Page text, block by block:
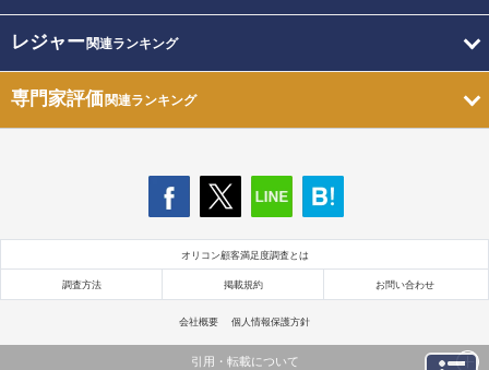
レジャー関連ランキング
専門家評価関連ランキング
オリコン顧客満足度調査とは
調査方法 掲載規約 お問い合わせ
会社概要 個人情報保護方針
引用・転載について